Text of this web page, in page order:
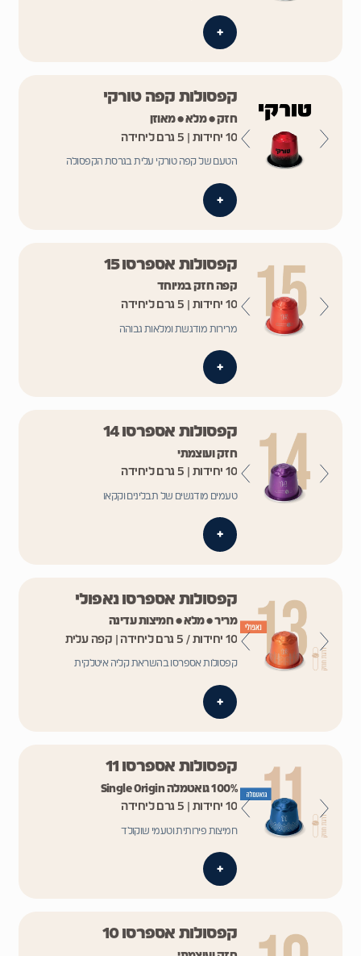
+
קפסולות קפה טורקי
חזק • מלא • מאוזן
10 יחידות | 5 גרם ליחידה
הטעם של קפה טורקי עלית בגרסת הקפסולה
+
קפסולות אספרסו 15
קפה חזק במיוחד
10 יחידות | 5 גרם ליחידה
מרירות מודגשת ומלאות גבוהה
+
קפסולות אספרסו 14
חזק ועוצמתי
10 יחידות | 5 גרם ליחידה
טעמים מודגשים של תבלינים וקקאו
+
קפסולות אספרסו נאפולי
מריר • מלא • חמיצות עדינה
10 יחידות / 5 גרם ליחידה | קפה עלית
קפסולות אספרסו בהשראת קליה איטלקית
+
קפסולות אספרסו 11
100% גואטמלה Single Origin
10 יחידות | 5 גרם ליחידה
חמיצות פירותית וטעמי שוקולד
+
קפסולות אספרסו 10